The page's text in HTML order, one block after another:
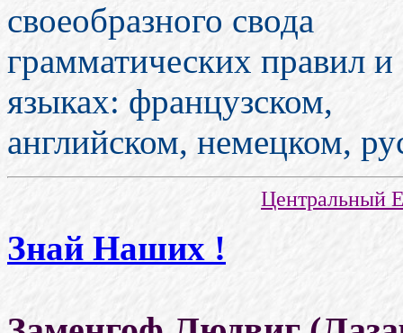
своеобразного свода
грамматических правил
языках: французском,
английском, немецком,
Центральный
Знай Наших !